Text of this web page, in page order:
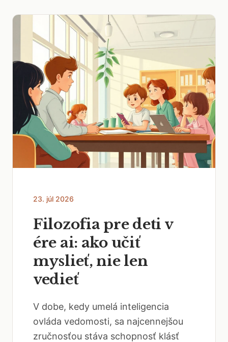
23. júl 2026
Filozofia pre deti v
ére ai: ako učiť
myslieť, nie len
vedieť
V dobe, kedy umelá inteligencia
ovláda vedomosti, sa najcennejšou
zručnosťou stáva schopnosť klásť